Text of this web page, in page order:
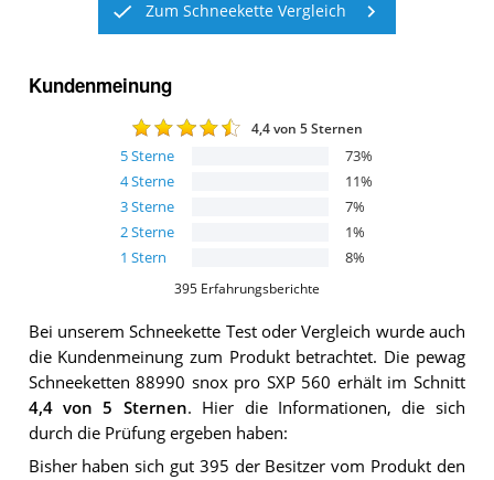
Zum Schneekette Vergleich
Kundenmeinung
4,4von 5 Sternen
5Sterne 73%
4Sterne 11%
3Sterne 7%
2Sterne 1%
1 Stern 8%
395 Erfahrungsberichte
Bei unseremSchneekette Test oder Vergleich wurde auch
die Kundenmeinung zum Produkt betrachtet. Die pewag
Schneeketten 88990 snox pro SXP 560 erhält im Schnitt
4,4von 5 Sternen. Hier die Informationen, die sich
durch die Prüfung ergeben haben:
Bisher haben sich gut 395 der Besitzer vom Produkt den